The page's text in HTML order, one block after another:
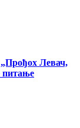
Левач,
питање